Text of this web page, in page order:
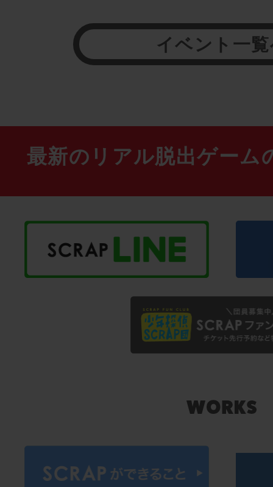
イベント一
最新のリアル脱出ゲーム